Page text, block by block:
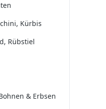
Kürbis
Rübstiel
& Erbsen